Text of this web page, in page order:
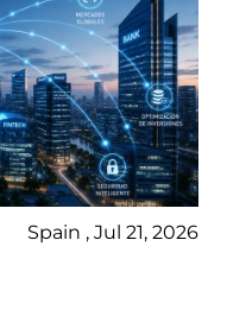
Spain , Jul 21, 2026